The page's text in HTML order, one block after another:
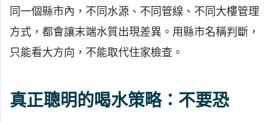
同一個縣市內，不同水源、不同管線、不同大樓管理
方式，都會讓末端水質出現差異。用縣市名稱判斷，
只能看大方向，不能取代住家檢查。
真正聰明的喝水策略：不要恐